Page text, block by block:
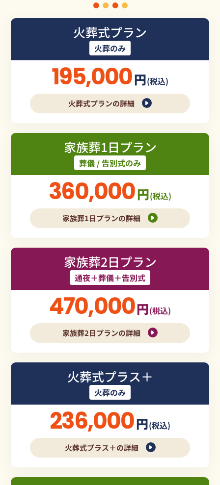
火葬式プラン
火葬のみ
195,000円(税込)
火葬式プランの詳細
家族葬1日プラン
葬儀 / 告別式のみ
360,000円(税込)
家族葬1日プランの詳細
家族葬2日プラン
通夜＋葬儀＋告別式
470,000円(税込)
家族葬2日プランの詳細
火葬式プラス＋
火葬のみ
236,000円(税込)
火葬式プラス＋の詳細